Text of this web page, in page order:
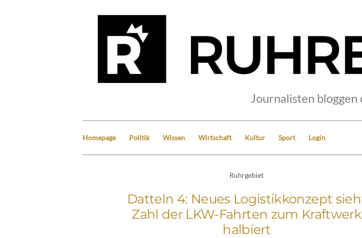
Journalisten bloggen
Homepage Politik Wissen Wirtschaft Kultur Sport Login
Ruhrgebiet
Datteln 4: Neues Logistikkonzept
Zahl der LKW-Fahrten zum Kraftwerk
halbiert